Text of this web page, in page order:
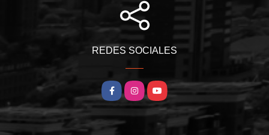
REDES SOCIALES
FacebookInstagramYouTube